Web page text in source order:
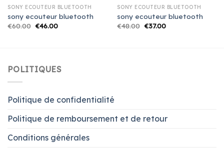
SONY ECOUTEUR BLUETOOTH
sony ecouteur bluetooth
€60.00 €46.00
SONY ECOUTEUR BLUETOOTH
sony ecouteur bluetooth
€48.00 €37.00
POLITIQUES
Politique de confidentialité
Politique de remboursement et de retour
Conditions générales